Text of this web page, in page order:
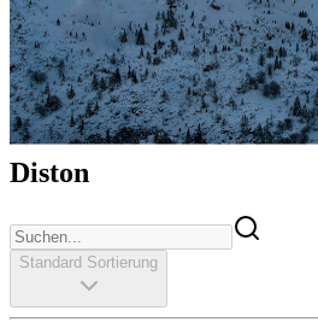
Diston
Standard Sortierung